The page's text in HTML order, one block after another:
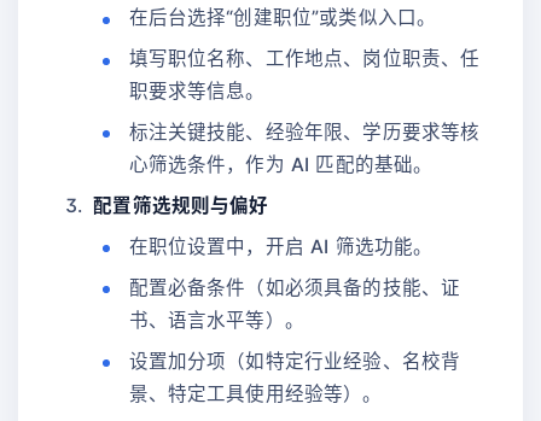
在后台选择“创建职位”或类似入口。
填写职位名称、工作地点、岗位职责、任
职要求等信息。
标注关键技能、经验年限、学历要求等核
心筛选条件，作为 AI 匹配的基础。
配置筛选规则与偏好
在职位设置中，开启 AI 筛选功能。
配置必备条件（如必须具备的技能、证
书、语言水平等）。
设置加分项（如特定行业经验、名校背
景、特定工具使用经验等）。